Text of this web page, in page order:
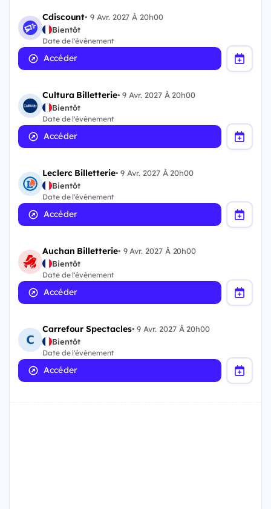
Cdiscount•9 Avr. 2027 À 20h00
Bientôt
Date de l'évènement
Accéder
Cultura Billetterie•9 Avr. 2027 À 20h00
Bientôt
Date de l'évènement
Accéder
Leclerc Billetterie•9 Avr. 2027 À 20h00
Bientôt
Date de l'évènement
Accéder
Auchan Billetterie• 9 Avr. 2027 À 20h00
Bientôt
Date de l'évènement
Accéder
Carrefour Spectacles•9 Avr. 2027 À 20h00
Bientôt
Date de l'évènement
Accéder